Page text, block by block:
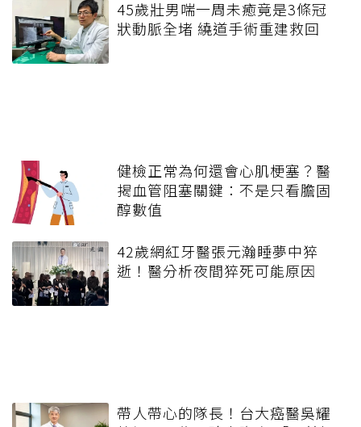
45歲壯男喘一周未癒竟是3條冠
狀動脈全堵 繞道手術重建救回
健檢正常為何還會心肌梗塞？醫
揭血管阻塞關鍵：不是只看膽固
醇數值
42歲網紅牙醫張元瀚睡夢中猝
逝！醫分析夜間猝死可能原因
帶人帶心的隊長！台大癌醫吳耀